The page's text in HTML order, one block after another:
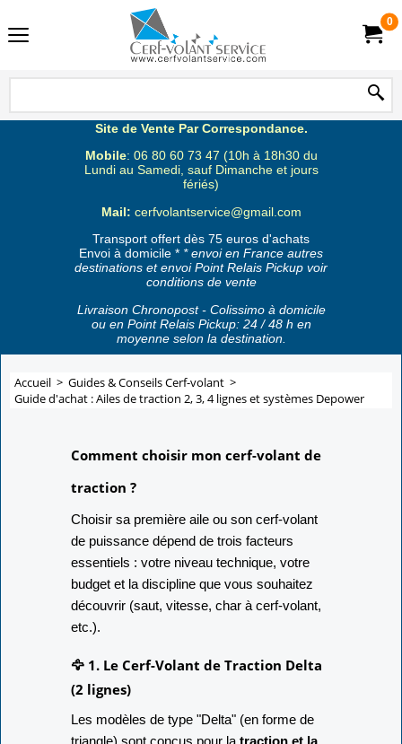
0
Site de Vente Par Correspondance.
Mobile: 06 80 60 73 47 (10h à 18h30 du
Lundi au Samedi, sauf Dimanche et jours
fériés)
Mail: cerfvolantservice@gmail.com
Transport offert dès 75 euros d'achats
Envoi à domicile * * envoi en France autres
destinations et envoi Point Relais Pickup voir
conditions de vente
Livraison Chronopost - Colissimo à domicile
ou en Point Relais Pickup: 24 / 48 h en
moyenne selon la destination.
Accueil > Guides & Conseils Cerf-volant >
Guide d'achat : Ailes de traction 2, 3, 4 lignes et systèmes Depower
Comment choisir mon cerf-volant de
traction ?
Choisir sa première aile ou son cerf-volant
de puissance dépend de trois facteurs
essentiels : votre niveau technique, votre
budget et la discipline que vous souhaitez
découvrir (saut, vitesse, char à cerf-volant,
etc.).
🦅 1. Le Cerf-Volant de Traction Delta
(2 lignes)
Les modèles de type "Delta" (en forme de
triangle) sont conçus pour la traction et la